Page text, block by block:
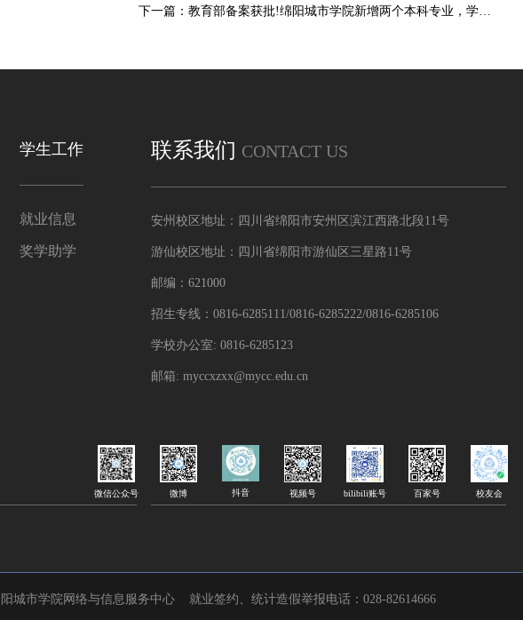
学生工作
就业信息
奖学助学
联系我们 CONTACT US
安州校区地址：四川省绵阳市安州区滨江西路北段11号
游仙校区地址：四川省绵阳市游仙区三星路11号
邮编：621000
招生专线：0816-6285111/0816-6285222/0816-6285106
学校办公室: 0816-6285123
邮箱: myccxzxx@mycc.edu.cn
微信公众号 微博 抖音 视频号 bilibili账号 百家号 校友会
城市学院网络与信息服务中心 就业签约、统计造假举报电话：028-82614666